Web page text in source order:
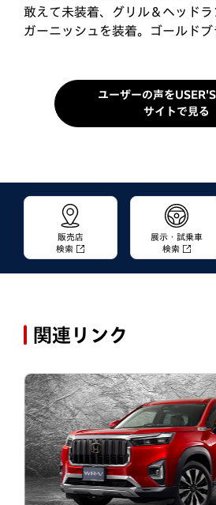
知っていました。友人とフラッ
でWR-Vに試乗したところ、走り
Honda Carsへ伺う度に展示車を
見ちゃ駄目だ！と自分自身に言
敢えて未装着、グリル＆ヘッド
ガーニッシュを装着。ゴールド
ユーザーの声を
サイトで見る
販売店
検索
展示・試乗車
検索
関連リンク